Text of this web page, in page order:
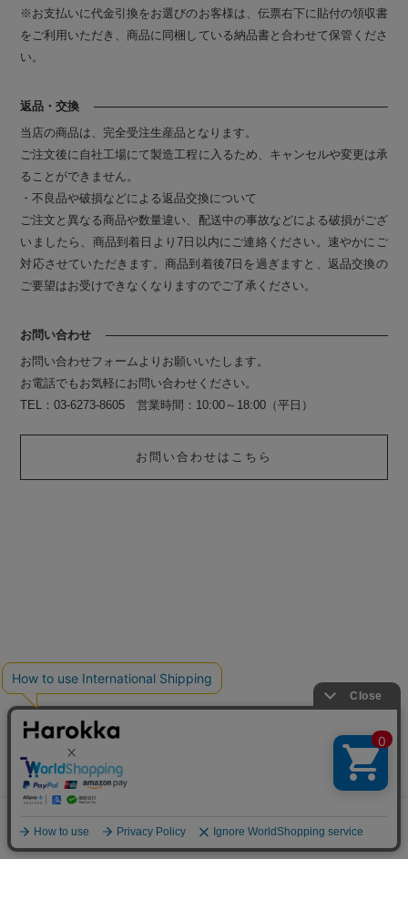
※お支払いに代金引換をお選びのお客様は、伝票右下に貼付の領収書
をご利用いただき、商品に同梱している納品書と合わせて保管くださ
い。
返品・交換
当店の商品は、完全受注生産品となります。
ご注文後に自社工場にて製造工程に入るため、キャンセルや変更は承
ることができません。
・不良品や破損などによる返品交換について
ご注文と異なる商品や数量違い、配送中の事故などによる破損がござ
いましたら、商品到着日より7日以内にご連絡ください。速やかにご
対応させていただきます。商品到着後7日を過ぎますと、返品交換の
ご要望はお受けできなくなりますのでご了承ください。
お問い合わせ
お問い合わせフォームよりお願いいたします。
お電話でもお気軽にお問い合わせください。
TEL：03-6273-8605 営業時間：10:00～18:00（平日）
お問い合わせはこちら